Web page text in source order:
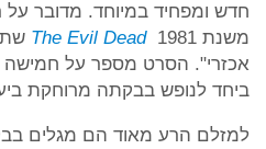
חדש ומפחיד במיוחד. מדובר על
משנת 1981
The Evil Dead
אכזרי". הסרט מספר על חמישה
ביחד לנופש בבקתה מרוחקת
למזלם הרע מאוד הם מגלים